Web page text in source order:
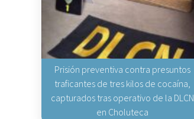
Prisión preventiva contra presuntos
traficantes de tres kilos de cocaína,
capturados tras operativo de la DLCN
en Choluteca